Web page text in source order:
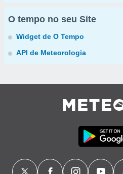
O tempo no seu Site
Widget de O Tempo
API de Meteorologia